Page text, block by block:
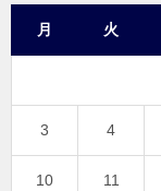
月 火
3 4
10 11